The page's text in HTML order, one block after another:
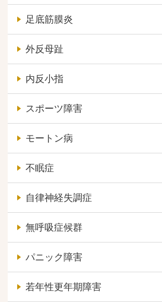
足底筋膜炎
外反母趾
内反小指
スポーツ障害
モートン病
不眠症
自律神経失調症
無呼吸症候群
パニック障害
若年性更年期障害